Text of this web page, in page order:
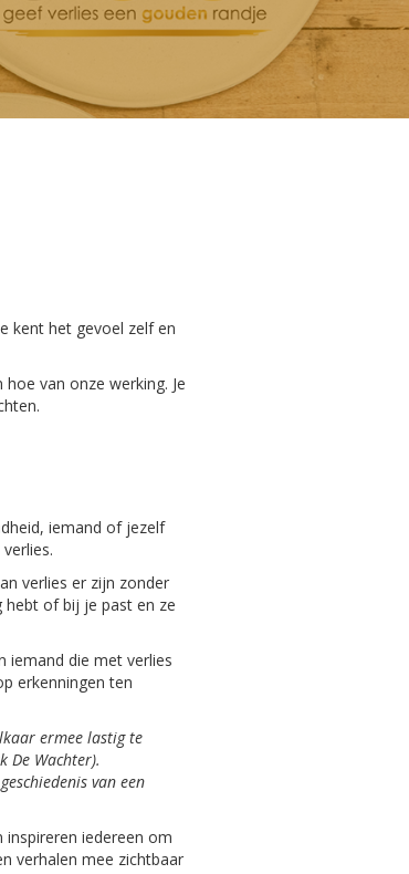
kent het gevoel zelf en
van onze werking. Je
iemand of jezelf
verlies er zijn zonder
of bij je past en ze
iemand die met verlies
erkenningen ten
ermee lastig te
De Wachter).
geschiedenis van een
inspireren iedereen om
verhalen mee zichtbaar